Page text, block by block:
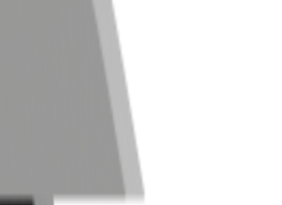
плиты
плиты